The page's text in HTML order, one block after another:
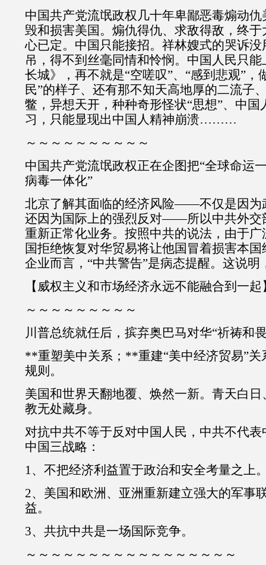
中国共产党流氓政权几十年卑鄙恶毒煽动
毁和损害美国。煽仇得仇、求敌得敌，终
心已定。中国只能接招。祥林嫂式的哭诉
吊，得不到丝毫同情和怜悯。中国人民只
长城》，再不就是“空嗟叹”、“感到悲观”，
民”的样子、还有那不知天高地厚的二流子
鳖，异想天开，种种奇形怪状“思想”、中国
习，只能显现出中国人精神崩溃………
～～～～～～～～～～
中国共产党流氓政权正在企图把“全球命运
病毒一体化”
北京了解其面临的经济风险——不仅是因为
还因为国际上的强烈反对——所以中共外交
重新正常化业务。按照中共的说法，由于
国拒绝恢复对华贸易将让他国冒着损害本
企业而言，“中共警告”是病态提醒。这说明
【威权主义和市场经济永远不能融合到一起
～～～～～～～～～
川普总统就任后，摈弃奥巴马对华“祈祷和
**重塑美中关系；**重建“美中经济贸易”
规则。
美国和世界天翻地覆、焕然一新。青天白
教无处藏身。
对抗中共不等于反对中国人民，中共不代
中国三战略：
1、不把经济利益置于政治和安全考量之上
2、美国和欧洲、亚洲重新建立强大的军事
益。
3、共抗中共是一场国际竞争。
～～～～～～～～～～～～～～～～～